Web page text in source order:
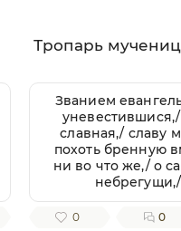
Тропарь
Званием
славная,/ славу
похоть бренную
ни во что же,/ о
0 0